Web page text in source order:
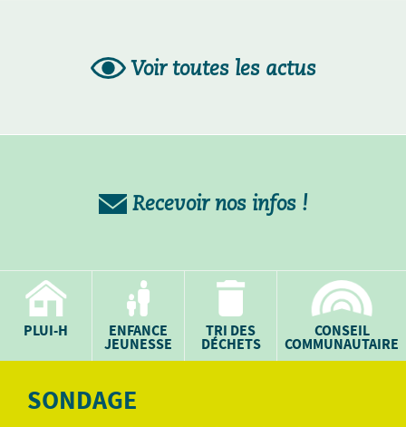
PLUI-H ENFANCE
JEUNESSE
TRI DES
DÉCHETS
CONSEIL
COMMUNAUTAIRE
Voir toutes les actus
Recevoir nos infos !
SONDAGE